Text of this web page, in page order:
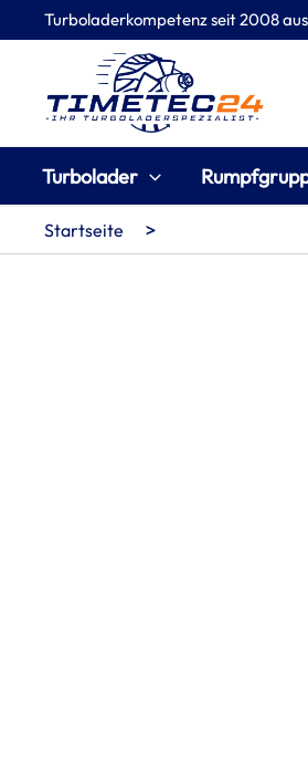
Turboladerkompetenz seit 2008
Turbolader
Inhalt
Startseite >